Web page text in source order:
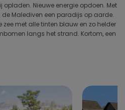
opladen. Nieuwe energie opdoen. Met
Malediven een paradijs op aarde.
met alle tinten blauw en zo helder
langs het strand. Kortom, een
de overheid zijn aangewezen als
de meeste mensen de Malediven
en lekker eten, is het ook een
bij uitstek. Zo zijn er een